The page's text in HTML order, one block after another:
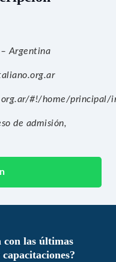
Argentina
#!/home/principal/
de admisión,
con las últimas